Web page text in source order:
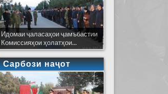
Идомаи ҷаласаҳои ҷамъбастии
Комиссияҳои ҳолатҳои...
Сарбози наҷот